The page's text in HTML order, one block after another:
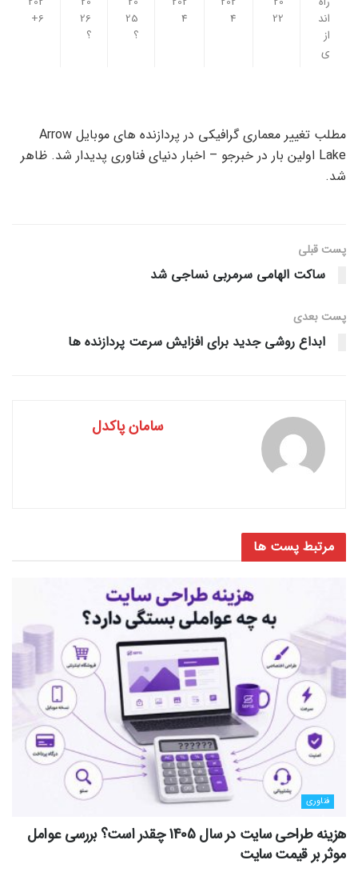
اند
از
ی
22
4
4
25
؟
26
؟
6+
مطلب تغییر معماری گرافیکی در پردازنده های موبایل Arrow
Lake اولین بار در خبرجو – اخبار دنیای فناوری پدیدار شد. ظاهر
شد.
پست قبلی
ساکت الهامی سرمربی نساجی شد
پست‌ بعدی
ابداع روشی جدید برای افزایش سرعت پردازنده ها
سامان پاکدل
مرتبط پست ها
فناوری
هزینه طراحی سایت در سال 1405 چقدر است؟ بررسی عوامل
موثر بر قیمت سایت